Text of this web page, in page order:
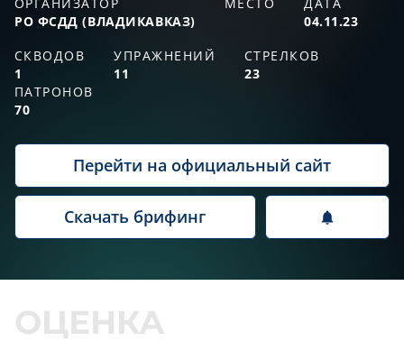
РО ФСДД (ВЛАДИКАВКАЗ)
04.11.23
СКВОДОВ
1
УПРАЖНЕНИЙ
11
СТРЕЛКОВ
23
ПАТРОНОВ
70
Перейти на официальный сайт
Скачать брифинг